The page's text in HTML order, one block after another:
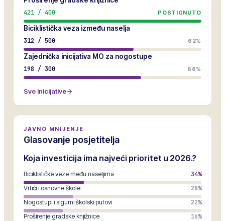
421 / 400 POSTIGNUTO
Biciklistička veza između naselja
312 / 500 62%
Zajednička inicijativa MO za nogostupe
198 / 300 66%
Sve inicijative
JAVNO MNIJENJE
Glasovanje posjetitelja
Koja investicija ima najveći prioritet u 2026.?
Biciklističke veze među naseljima 34%
Vrtići i osnovne škole 28%
Nogostupi i sigurni školski putovi 22%
Proširenje gradske knjižnice 16%